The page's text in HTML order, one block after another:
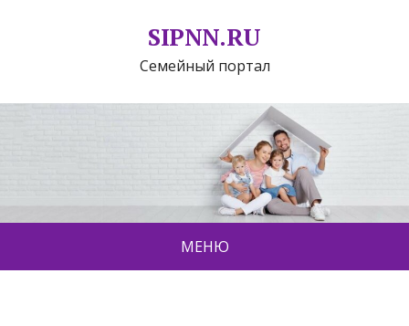
SIPNN.RU
Семейный портал
МЕНЮ